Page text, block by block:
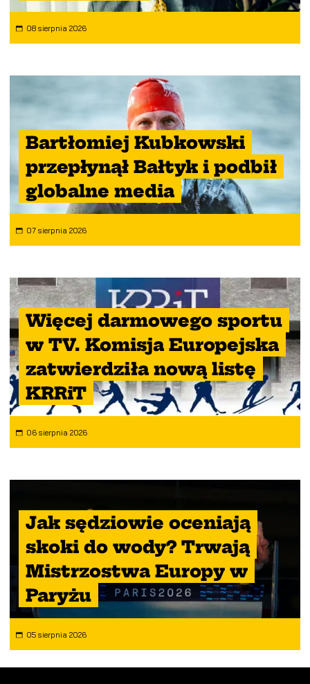
08 sierpnia 2026
Bartłomiej Kubkowski
przepłynął Bałtyk i podbił
globalne media
07 sierpnia 2026
Więcej darmowego sportu
w TV. Komisja Europejska
zatwierdziła nową listę
KRRiT
06 sierpnia 2026
Jak sędziowie oceniają
skoki do wody? Trwają
Mistrzostwa Europy w
Paryżu
05 sierpnia 2026